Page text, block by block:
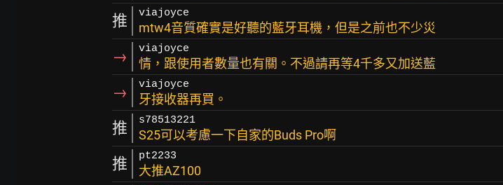
推 viajoyce
mtw4音質確實是好聽的藍牙耳機，但是之前也不少災
→ viajoyce
情，跟使用者數量也有關。不過請再等4千多又加送藍
→ viajoyce
牙接收器再買。
推 s78513221
S25可以考慮一下自家的Buds Pro啊
推 pt2233
大推AZ100